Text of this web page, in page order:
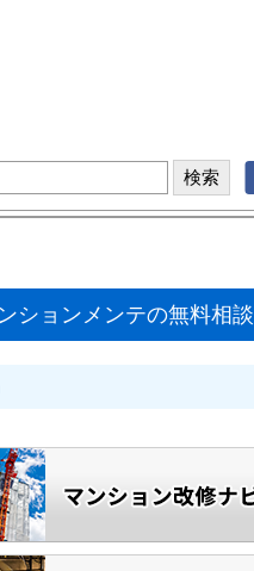
ションメンテの無料相談